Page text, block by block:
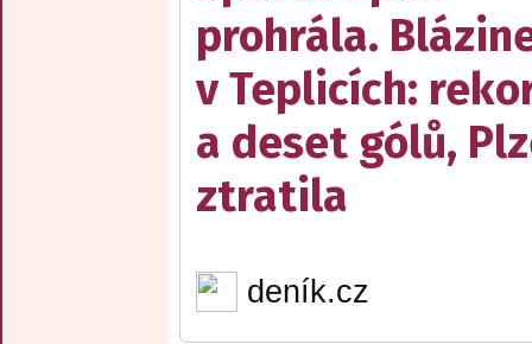
prohrála.
v Teplicích:
a deset gólů,
ztratila
deník.cz